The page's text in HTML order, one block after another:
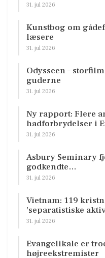
31. jul 2026
Kunstbog om
læsere
31. jul 2026
Odysseen –
guderne
31. jul 2026
Ny rapport: Flere
hadforbrydelser i
31. jul 2026
Asbury Seminary
godkendte…
31. jul 2026
Vietnam: 119
’separatistiske
31. jul 2026
Evangelikale er
højreekstremister